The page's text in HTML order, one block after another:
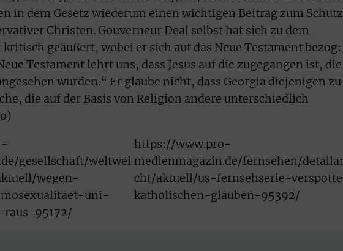
in dem Gesetz wiederum einen wichtigen Beitrag zum Schutz
Christen. Gouverneur Deal selbst hat sich zu dem
geäußert, wobei er sich auf das Neue Testament bezog:
Testament lehrt uns, dass Jesus auf die zugegangen ist, die
wurden.“ Er glaube nicht, dass Georgia diejenigen zu
die auf der Basis von Religion andere unterschiedlich
gesellschaft/weltwei
wegen-
uni-
95172/
https://www.pro-
medienmagazin.de/fernsehen/
cht/aktuell/us-fernsehserie-
katholischen-glauben-95392/